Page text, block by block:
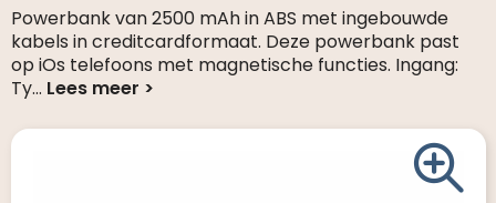
Schrijfwaren
Elektronica & gadgets
Powerbank van 2500 mAh in ABS met ingebouwde
kabels in creditcardformaat. Deze powerbank past
op iOs telefoons met magnetische functies. Ingang:
Ty...